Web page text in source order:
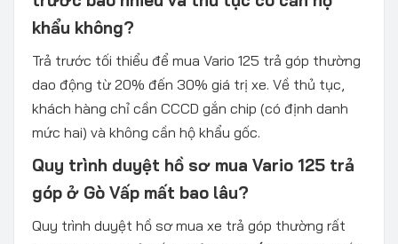
khẩu không?
Trả trước tối thiểu để mua Vario 125 trả góp thường
dao động từ 20% đến 30% giá trị xe. Về thủ tục,
khách hàng chỉ cần CCCD gắn chip (có định danh
mức hai) và không cần hộ khẩu gốc.
Quy trình duyệt hồ sơ mua Vario 125 trả
góp ở Gò Vấp mất bao lâu?
Quy trình duyệt hồ sơ mua xe trả góp thường rất